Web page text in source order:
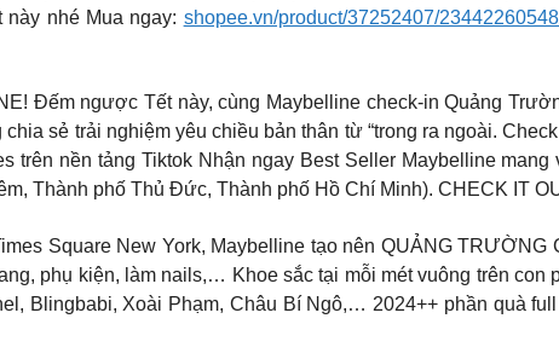
này nhé Mua ngay: shopee.vn/product/37252407/
Đếm ngược Tết này, cùng Maybelline check-in Quảng
sẻ trải nghiệm yêu chiều bản thân từ “trong ra ngoài.
trên nền tảng Tiktok Nhận ngay Best Seller Maybelline
Thành phố Thủ Đức, Thành phố Hồ Chí Minh). CHECK IT
Square New York, Maybelline tạo nên QUẢNG TRƯỜNG
phụ kiện, làm nails,… Khoe sắc tại mỗi mét vuông trên con
Blingbabi, Xoài Phạm, Châu Bí Ngô,… 2024++ phần quà